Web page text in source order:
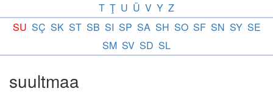
T Ţ U Ü V Y Z
SU SÇ SK ST SB SI SP SA SH SO SF SN SY SE
SM SV SD SL
suultmaa